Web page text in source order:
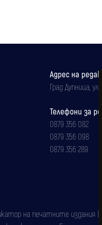
Адрес на
Град Дупница,
Телефони за
0879 356 082
0879 356 098
0879 356 289
на печатните издания